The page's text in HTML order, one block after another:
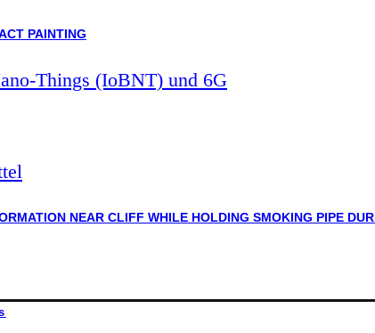
Things (IoBNT) und 6G